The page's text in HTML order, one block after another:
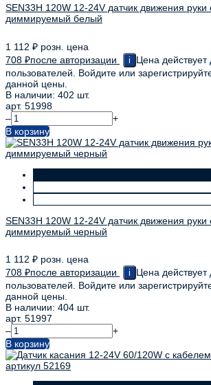
SEN33H 120W 12-24V датчик движения руки
диммируемый белый
1 112 ₽ розн. цена
708 ₽после авторизации i
Цена
пользователей. Войдите или
данной цены.
В наличии: 402 шт.
арт. 51998
–
+
В корзину
SEN33H 120W 12-24V датчик движения руки
диммируемый черный
1 112 ₽ розн. цена
708 ₽после авторизации i
Цена
пользователей. Войдите или
данной цены.
В наличии: 404 шт.
арт. 51997
–
+
В корзину